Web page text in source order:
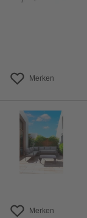
Merken
Merken